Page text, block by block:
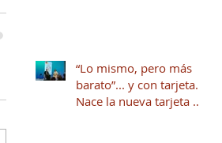
“Lo mismo, pero más
barato”... y con tarjeta.
Nace la nueva tarjeta de